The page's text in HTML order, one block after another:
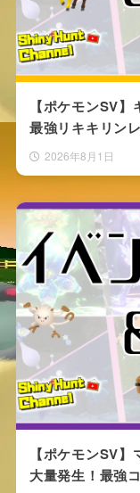
【ポケモンSV
最強リキキリン
2026年8月1日
【ポケモンSV
大量発生！最強